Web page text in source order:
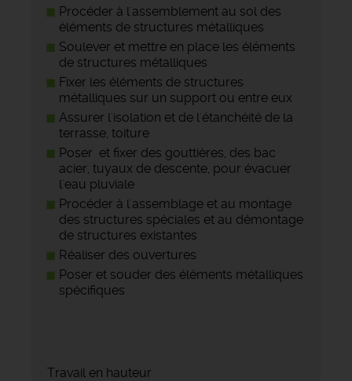
Procéder à l'assemblement au sol des
éléments de structures métalliques
Soulever et mettre en place les éléments
de structures métalliques
Fixer les éléments de structures
métalliques sur un support ou entre eux
Assurer l'isolation et de l'étanchéité de la
terrasse, toiture
Poser et fixer des gouttières, des bac
acier, tuyaux de descente, pour évacuer
l'eau pluviale
Procéder à l'assemblage et au montage
des structures spéciales et au démontage
de structures existantes
Réaliser des ouvertures
Poser et souder des éléments métalliques
spécifiques
Travail en hauteur